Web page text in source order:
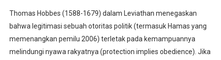
Thomas Hobbes (1588-1679) dalam Leviathan menegaskan
bahwa legitimasi sebuah otoritas politik (termasuk Hamas yang
memenangkan pemilu 2006) terletak pada kemampuannya
melindungi nyawa rakyatnya (protection implies obedience). Jika